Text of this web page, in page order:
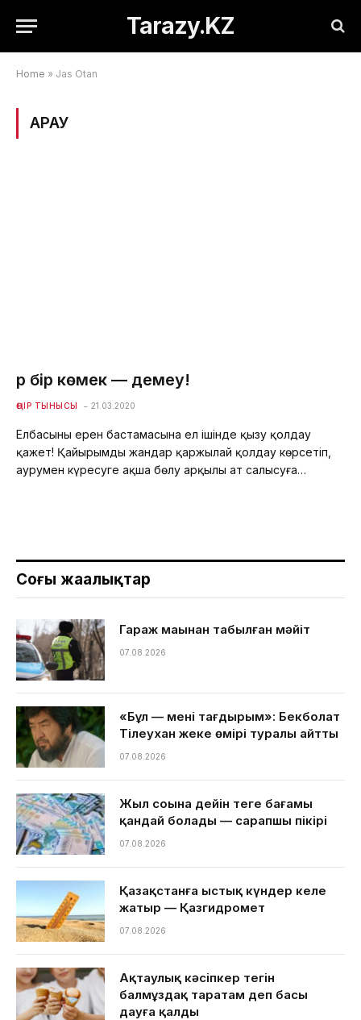
Tarazy.KZ
Home » Jas Otan
ҚАРАУ
Әр бір көмек — демеу!
ӨҢІР ТЫНЫСЫ 21.03.2020
Елбасының ерен бастамасына ел ішінде қызу қолдау
қажет! Қайырымды жандар қаржылай қолдау көрсетіп,
аурумен күресуге ақша бөлу арқылы ат салысуға…
Соңғы жаңалықтар
Гараж маңынан табылған мәйіт
07.08.2026
«Бұл — менің тағдырым»: Бекболат
Тілеухан жеке өмірі туралы айтты
07.08.2026
Жыл соңына дейін теңге бағамы
қандай болады — сарапшы пікірі
07.08.2026
Қазақстанға ыстық күндер келе
жатыр — Қазгидромет
07.08.2026
Ақтаулық кәсіпкер тегін
балмұздақ таратам деп басы
дауға қалды